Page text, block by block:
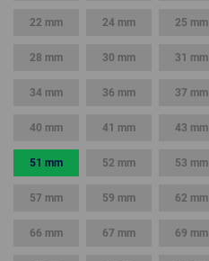
22 mm 24 mm 25 mm
28 mm 30 mm 31 mm
34 mm 36 mm 37 mm
40 mm 41 mm 43 mm
51 mm 52 mm 53 mm
57 mm 59 mm 62 mm
66 mm 67 mm 69 mm